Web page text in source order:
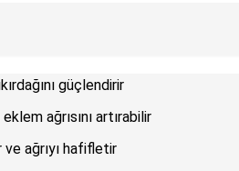
güçlendirir
ağrısını artırabilir
ağrıyı hafifletir